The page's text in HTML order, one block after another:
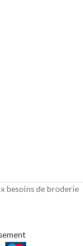
besoins de broderie